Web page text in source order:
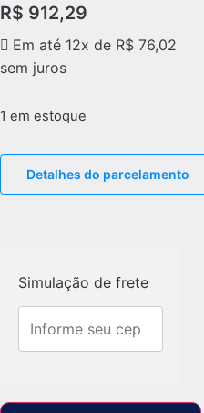
R$ 912,29
Em até 12x de R$ 76,02
sem juros
1 em estoque
Detalhes do parcelamento
Simulação de frete